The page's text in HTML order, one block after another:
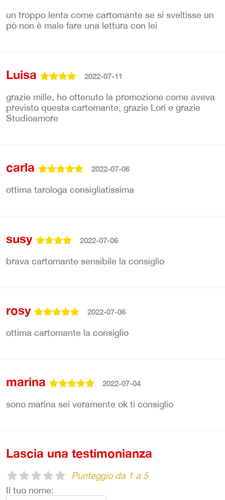
un troppo lenta come cartomante se si sveltisse un
pò non è male fare una lettura con lei
Luisa 2022-07-11
grazie mille, ho ottenuto la promozione come aveva
previsto questa cartomante, grazie Lori e grazie
Studioamore
carla 2022-07-06
ottima tarologa consigliatissima
susy 2022-07-06
brava cartomante sensibile la consiglio
rosy 2022-07-06
ottima cartomante la consiglio
marina 2022-07-04
sono marina sei veramente ok ti consiglio
Lascia una testimonianza
Punteggio da 1 a 5
Il tuo nome: